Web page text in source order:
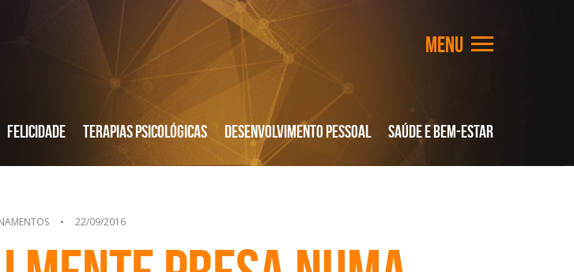
Felicidade Terapias Psicológicas Desenvolvimento Pessoal Saúde e Bem-Estar
• 22/09/2016